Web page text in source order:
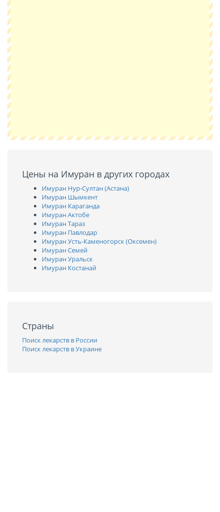
Цены на Имуран в других городах
Имуран Нур-Султан (Астана)
Имуран Шымкент
Имуран Караганда
Имуран Актобе
Имуран Тараз
Имуран Павлодар
Имуран Усть-Каменогорск (Оксемен)
Имуран Семей
Имуран Уральск
Имуран Костанай
Страны
Поиск лекарств в России
Поиск лекарств в Украине